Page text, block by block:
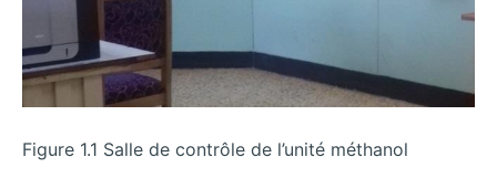
Figure 1.1 Salle de contrôle de l’unité méthanol